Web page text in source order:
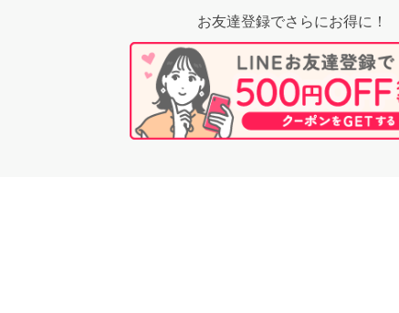
お友達登録でさらにお得に！